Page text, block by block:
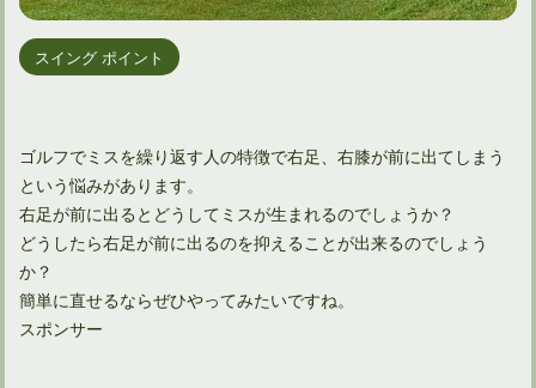
スイング ポイント
ゴルフでミスを繰り返す人の特徴で右足、右膝が前に出てしまう
という悩みがあります。
右足が前に出るとどうしてミスが生まれるのでしょうか？
どうしたら右足が前に出るのを抑えることが出来るのでしょう
か？
簡単に直せるならぜひやってみたいですね。
スポンサー